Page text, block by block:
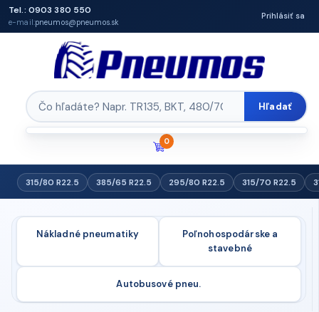
Tel.: 0903 380 550
e-mail:pneumos@pneumos.sk
Prihlásiť sa
Hľadať
0
315/80 R22.5 385/65 R22.5 295/80 R22.5 315/70 R22.5
Nákladné pneumatiky
Poľnohospodárske a
stavebné
Autobusové pneu.